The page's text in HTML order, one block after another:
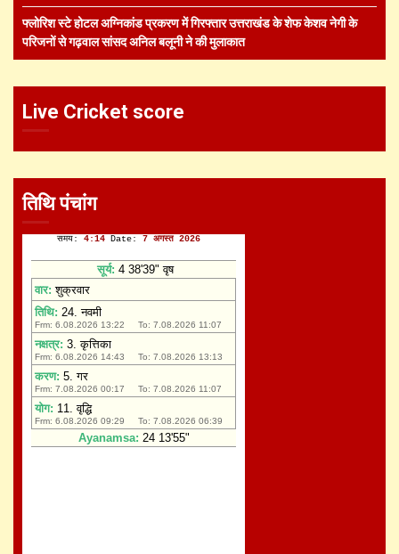
फ्लोरिश स्टे होटल अग्निकांड प्रकरण में गिरफ्तार उत्तराखंड के शेफ केशव नेगी के
परिजनों से गढ़वाल सांसद अनिल बलूनी ने की मुलाकात
Live Cricket score
तिथि पंचांग